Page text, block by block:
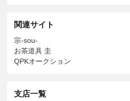
関連サイト
宗-sou-
お茶道具 圭
QPKオークション
支店一覧